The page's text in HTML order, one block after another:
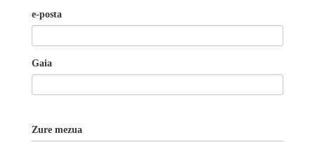
e-posta
Gaia
Zure mezua